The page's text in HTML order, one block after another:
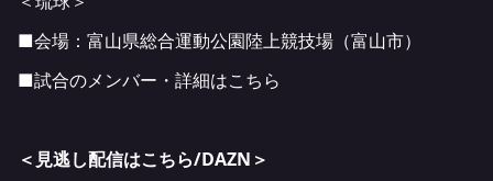
■会場：富山県総合運動公園陸上競技場（富山市）
■試合のメンバー・詳細はこちら
＜見逃し配信はこちら/DAZN＞